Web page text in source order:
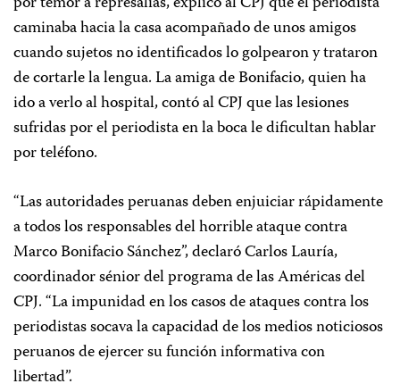
caminaba hacia la casa acompañado de unos amigos
cuando sujetos no identificados lo golpearon y trataron
de cortarle la lengua. La amiga de Bonifacio, quien ha
ido a verlo al hospital, contó al CPJ que las lesiones
sufridas por el periodista en la boca le dificultan hablar
por teléfono.
“Las autoridades peruanas deben enjuiciar rápidamente
a todos los responsables del horrible ataque contra
Marco Bonifacio Sánchez”, declaró Carlos Lauría,
coordinador sénior del programa de las Américas del
CPJ. “La impunidad en los casos de ataques contra los
periodistas socava la capacidad de los medios noticiosos
peruanos de ejercer su función informativa con
libertad”.